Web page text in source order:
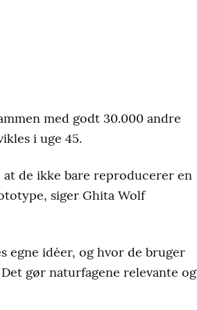
med godt 30.000 andre
i uge 45.
at de ikke bare reproducerer en
siger Ghita Wolf
egne idéer, og hvor de bruger
gør naturfagene relevante og